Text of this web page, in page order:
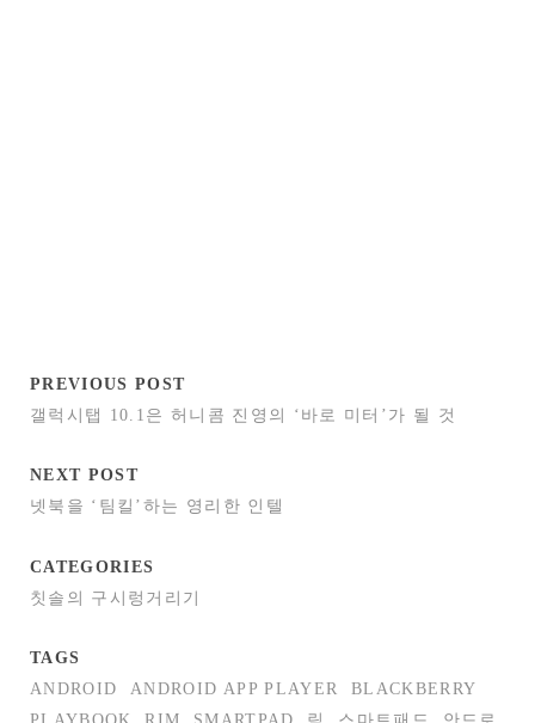
PREVIOUS POST
갤럭시탭 10.1은 허니콤 진영의 ‘바로 미터’가 될 것
NEXT POST
넷북을 ‘팀킬’하는 영리한 인텔
CATEGORIES
칫솔의 구시렁거리기
TAGS
ANDROID
ANDROID APP PLAYER
BLACKBERRY